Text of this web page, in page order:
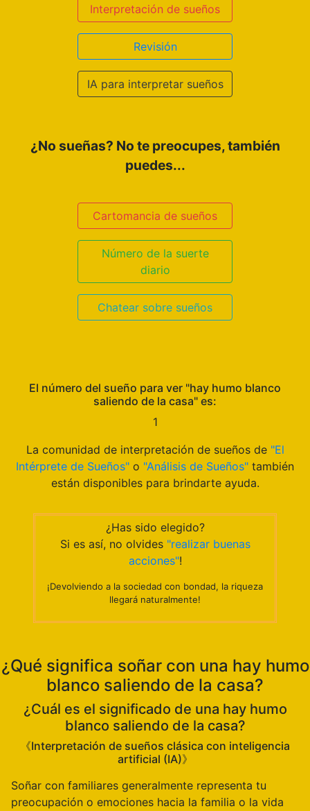
Interpretación de sueños
Revisión
IA para interpretar sueños
¿No sueñas? No te preocupes, también
puedes...
Cartomancia de sueños
Número de la suerte
diario
Chatear sobre sueños
El número del sueño para ver "hay humo blanco
saliendo de la casa" es:
1
La comunidad de interpretación de sueños de "El
Intérprete de Sueños" o "Análisis de Sueños" también
están disponibles para brindarte ayuda.
¿Has sido elegido?
Si es así, no olvides "realizar buenas
acciones"!
¡Devolviendo a la sociedad con bondad, la riqueza
llegará naturalmente!
¿Qué significa soñar con una hay humo
blanco saliendo de la casa?
¿Cuál es el significado de una hay humo
blanco saliendo de la casa?
《Interpretación de sueños clásica con inteligencia
artificial (IA)》
Soñar con familiares generalmente representa tu
preocupación o emociones hacia la familia o la vida